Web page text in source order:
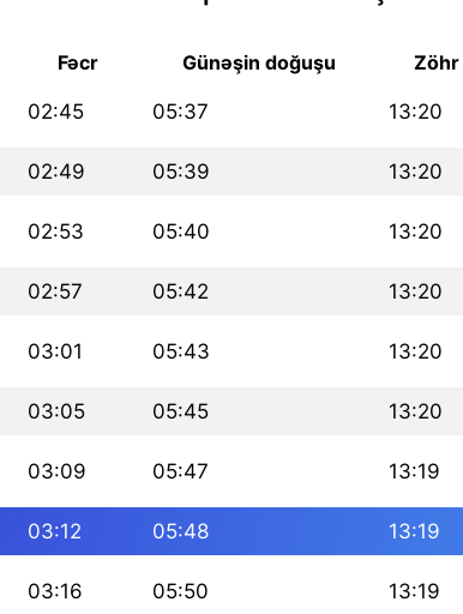
Fəcr Günəşin doğuşu Zöhr
02:45 05:37 13:20
02:49 05:39 13:20
02:53 05:40 13:20
02:57 05:42 13:20
03:01 05:43 13:20
03:05 05:45 13:20
03:09 05:47 13:19
03:12 05:48 13:19
03:16 05:50 13:19